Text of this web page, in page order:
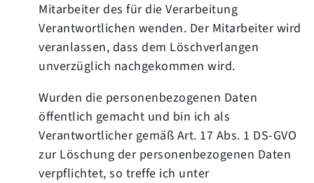
Mitarbeiter des für die Verarbeitung
Verantwortlichen wenden. Der Mitarbeiter wird
veranlassen, dass dem Löschverlangen
unverzüglich nachgekommen wird.
Wurden die personenbezogenen Daten
öffentlich gemacht und bin ich als
Verantwortlicher gemäß Art. 17 Abs. 1 DS-GVO
zur Löschung der personenbezogenen Daten
verpflichtet, so treffe ich unter